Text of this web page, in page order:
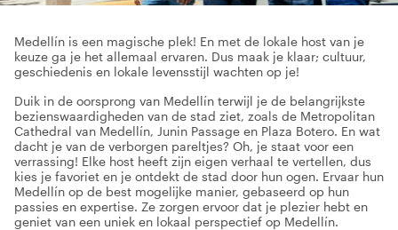
Medellín is een magische plek! En met de lokale host van je
keuze ga je het allemaal ervaren. Dus maak je klaar; cultuur,
geschiedenis en lokale levensstijl wachten op je!
Duik in de oorsprong van Medellín terwijl je de belangrijkste
bezienswaardigheden van de stad ziet, zoals de Metropolitan
Cathedral van Medellín, Junin Passage en Plaza Botero. En wat
dacht je van de verborgen pareltjes? Oh, je staat voor een
verrassing! Elke host heeft zijn eigen verhaal te vertellen, dus
kies je favoriet en je ontdekt de stad door hun ogen. Ervaar hun
Medellín op de best mogelijke manier, gebaseerd op hun
passies en expertise. Ze zorgen ervoor dat je plezier hebt en
geniet van een uniek en lokaal perspectief op Medellín.